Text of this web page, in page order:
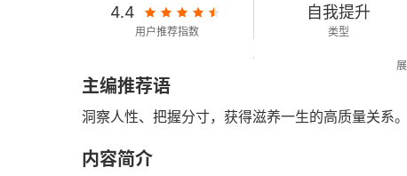
4.4
用户推荐指数
自我提升
类型
字数
主编推荐语
洞察人性、把握分寸，获得滋养一生的高质量关系。
内容简介